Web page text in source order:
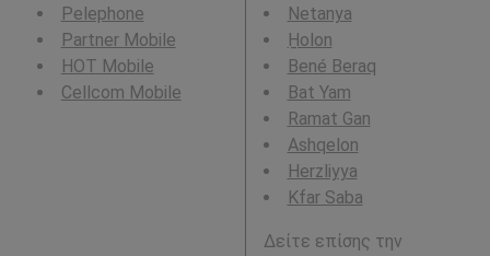
Pelephone
Partner Mobile
HOT Mobile
Cellcom Mobile
Netanya
H̱olon
Bené Beraq
Bat Yam
Ramat Gan
Ashqelon
Herzliyya
Kfar Saba
Δείτε επίσης την